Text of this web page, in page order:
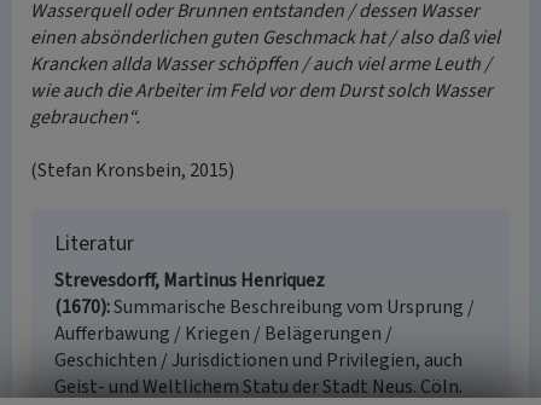
Wasserquell oder Brunnen entstanden / dessen Wasser
einen absönderlichen guten Geschmack hat / also daß viel
Krancken allda Wasser schöpffen / auch viel arme Leuth /
wie auch die Arbeiter im Feld vor dem Durst solch Wasser
gebrauchen“.
(Stefan Kronsbein, 2015)
Literatur
Strevesdorff, Martinus Henriquez
(1670) Summarische Beschreibung vom Ursprung /
Aufferbawung / Kriegen / Belägerungen /
Geschichten / Jurisdictionen und Privilegien, auch
Geist- und Weltlichem Statu der Stadt Neus. Cöln.